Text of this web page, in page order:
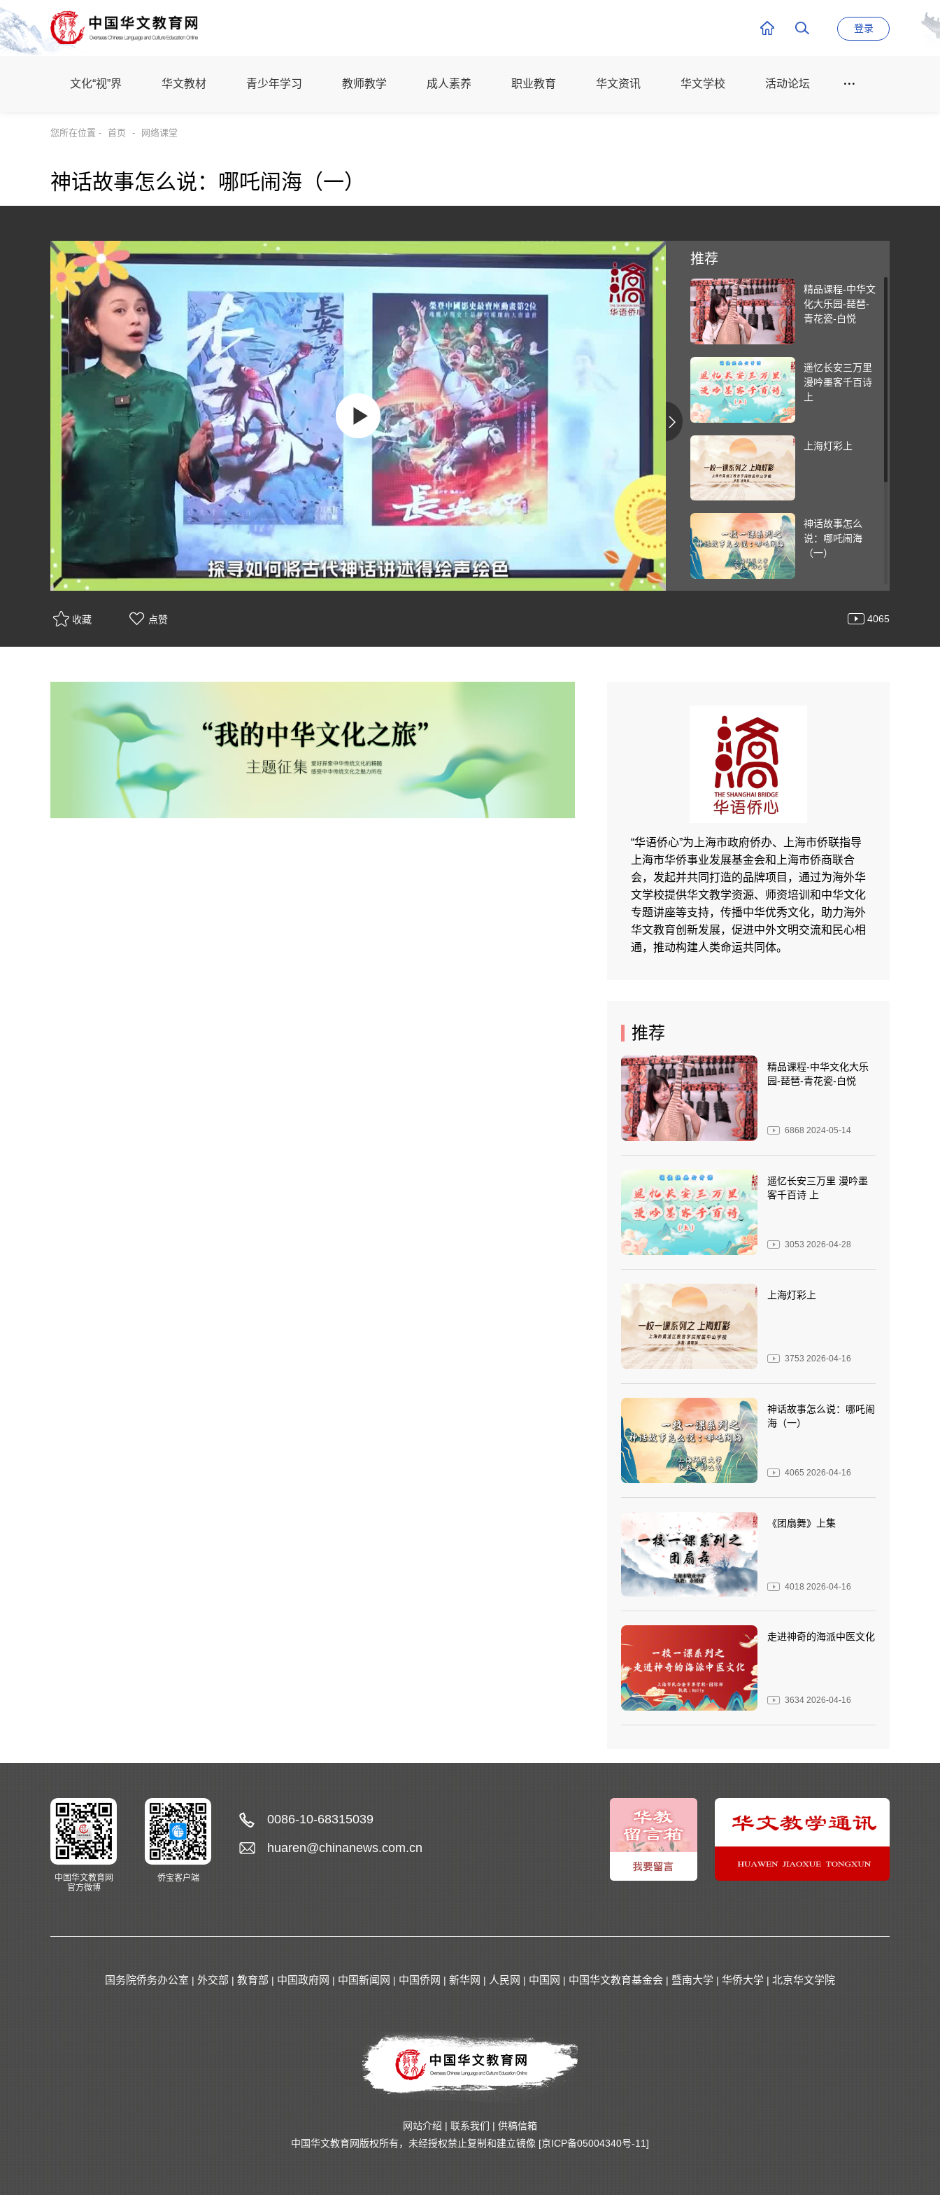
登录
文化“视”界 华文教材 青少年学习 教师教学 成人素养 职业教育 华文资讯 华文学校 活动论坛
您所在位置 - 首页 - 网络课堂
神话故事怎么说：哪吒闹海（一）
推荐
精品课程-中华文
化大乐园-琵琶-
青花瓷-白悦
遥忆长安三万里
漫吟墨客千百诗
上
上海灯彩上
神话故事怎么
说：哪吒闹海
（一）
收藏 点赞 4065
“华语侨心”为上海市政府侨办、上海市侨联指导
上海市华侨事业发展基金会和上海市侨商联合
会，发起并共同打造的品牌项目，通过为海外华
文学校提供华文教学资源、师资培训和中华文化
专题讲座等支持，传播中华优秀文化，助力海外
华文教育创新发展，促进中外文明交流和民心相
通，推动构建人类命运共同体。
推荐
精品课程-中华文化大乐
园-琵琶-青花瓷-白悦
6868 2024-05-14
遥忆长安三万里 漫吟墨
客千百诗 上
3053 2026-04-28
上海灯彩上
3753 2026-04-16
神话故事怎么说：哪吒闹
海（一）
4065 2026-04-16
《团扇舞》上集
4018 2026-04-16
走进神奇的海派中医文化
3634 2026-04-16
中国华文教育网
官方微博
侨宝客户端
0086-10-68315039
huaren@chinanews.com.cn
国务院侨务办公室 | 外交部 | 教育部 | 中国政府网 | 中国新闻网 | 中国侨网 | 新华网 | 人民网 | 中国网 | 中国华文教育基金会 | 暨南大学 | 华侨大学 | 北京华文学院
网站介绍 | 联系我们 | 供稿信箱
中国华文教育网版权所有，未经授权禁止复制和建立镜像 [京ICP备05004340号-11]